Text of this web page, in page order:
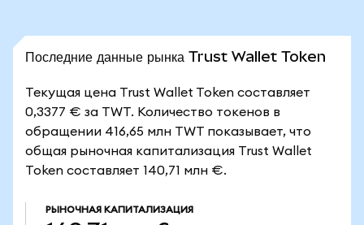
Последние данные рынка Trust Wallet Token
Текущая цена Trust Wallet Token составляет
0,3377 € за TWT. Количество токенов в
обращении 416,65 млн TWT показывает, что
общая рыночная капитализация Trust Wallet
Token составляет 140,71 млн €.
РЫНОЧНАЯ КАПИТАЛИЗАЦИЯ